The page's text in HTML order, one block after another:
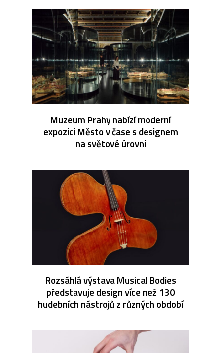
Muzeum Prahy nabízí moderní
expozici Město v čase s designem
na světové úrovni
Rozsáhlá výstava Musical Bodies
představuje design více než 130
hudebních nástrojů z různých období